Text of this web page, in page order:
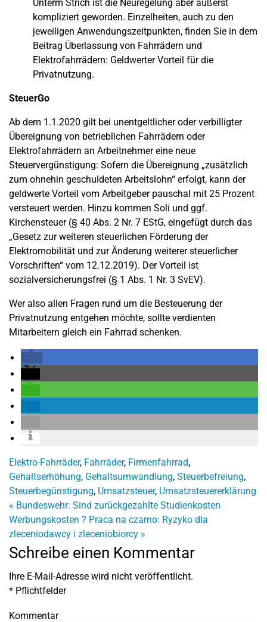
Unterm Strich ist die Neuregelung aber äußerst
kompliziert geworden. Einzelheiten, auch zu den
jeweiligen Anwendungszeitpunkten, finden Sie in dem
Beitrag Überlassung von Fahrrädern und
Elektrofahrrädern: Geldwerter Vorteil für die
Privatnutzung.
SteuerGo
Ab dem 1.1.2020 gilt bei unentgeltlicher oder verbilligter
Übereignung von betrieblichen Fahrrädern oder
Elektrofahrrädern an Arbeitnehmer eine neue
Steuervergünstigung: Sofern die Übereignung „zusätzlich
zum ohnehin geschuldeten Arbeitslohn“ erfolgt, kann der
geldwerte Vorteil vom Arbeitgeber pauschal mit 25 Prozent
versteuert werden. Hinzu kommen Soli und ggf.
Kirchensteuer (§ 40 Abs. 2 Nr. 7 EStG, eingefügt durch das
„Gesetz zur weiteren steuerlichen Förderung der
Elektromobilität und zur Änderung weiterer steuerlicher
Vorschriften“ vom 12.12.2019). Der Vorteil ist
sozialversicherungsfrei (§ 1 Abs. 1 Nr. 3 SvEV).
Wer also allen Fragen rund um die Besteuerung der
Privatnutzung entgehen möchte, sollte verdienten
Mitarbeitern gleich ein Fahrrad schenken.
Elektro-Fahrräder, Fahrräder, Firmenfahrrad,
Gehaltserhöhung, Gehaltsumwandlung, Steuerbefreiung,
Steuerbegünstigung, Umsatzsteuer, Umsatzsteuererklärung
« Bundeswehr: Sind zurückgezahlte Studienkosten
Werbungskosten ? Praca na czarno: Ryzyko dla
zleceniodawcy i zleceniobiorcy »
Schreibe einen Kommentar
Ihre E-Mail-Adresse wird nicht veröffentlicht.
* Pflichtfelder
Kommentar